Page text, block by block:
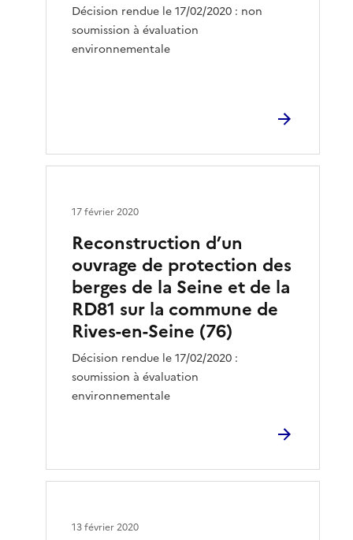
Décision rendue le 17/02/2020 : non
soumission à évaluation
environnementale
Reconstruction d’un
ouvrage de protection des
berges de la Seine et de la
RD81 sur la commune de
Rives-en-Seine (76)
Décision rendue le 17/02/2020 :
soumission à évaluation
environnementale
17 février 2020
13 février 2020